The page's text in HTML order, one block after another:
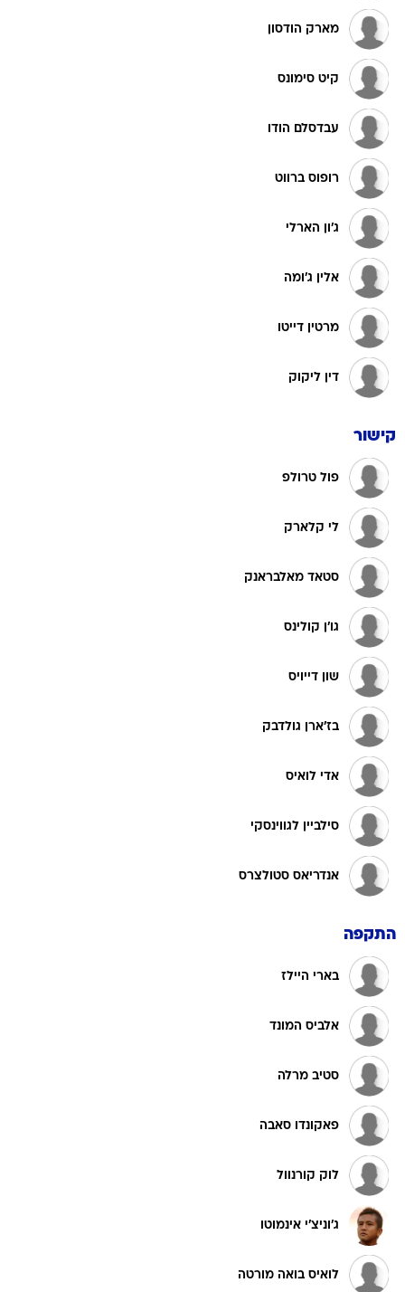
מארק הודסון
קיט סימונס
עבדסלם הודו
רופוס ברווט
ג'ון הארלי
אלין ג'ומה
מרטין דייטו
דין ליקוק
קישור
פול טרולפ
לי קלארק
סטאד מאלבראנק
גו'ן קולינס
שון דייויס
בז'ארן גולדבק
אדי לואיס
סילביין לגווינסקי
אנדריאס סטולצרס
התקפה
בארי היילז
אלביס המונד
סטיב מרלה
פאקונדו סאבה
לוק קורנוול
ג'וניצ'י אינמוטו
לואיס בואה מורטה